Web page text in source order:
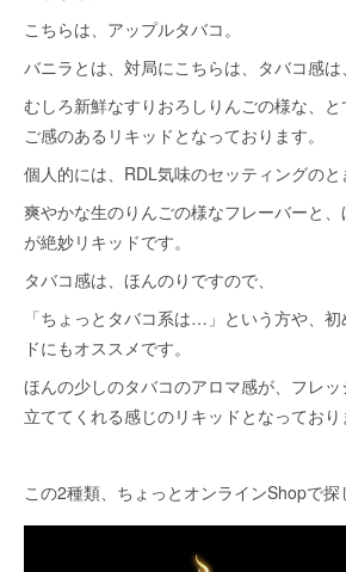
こちらは、アップルタバコ。
バニラとは、対局にこちらは、タバコ感は
むしろ新鮮なすりおろしりんごの様な、
ご感のあるリキッドとなっております。
個人的には、RDL気味のセッティングのと
爽やかな生のりんごの様なフレーバーと
が絶妙リキッドです。
タバコ感は、ほんのりですので、
「ちょっとタバコ系は…」という方や、
ドにもオススメです。
ほんの少しのタバコのアロマ感が、フレ
立ててくれる感じのリキッドとなっており
この2種類、ちょっとオンラインShopで探